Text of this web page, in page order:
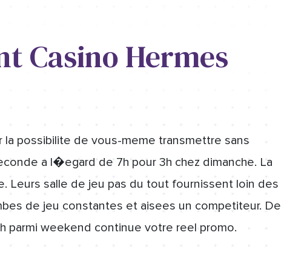
Casino Hermes
la possibilite de vous-meme transmettre sans
a l�egard de 7h pour 3h chez dimanche. La
Leurs salle de jeu pas du tout fournissent loin des
de jeu constantes et aisees un competiteur. De
parmi weekend continue votre reel promo.